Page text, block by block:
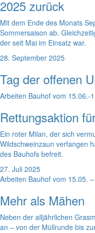
2025 zurück
Mit dem Ende des Monats
Sommersaison ab.
der seit Mai im Einsatz war.
28. September 2025
Tag der offenen
Arbeiten Bauhof vom 15.06.-
Rettungsaktion
Ein roter Milan, der sich
Wildschweinzaun verfangen
des Bauhofs befreit.
27. Juli 2025
Arbeiten Bauhof vom 15.05.
Mehr als Mähen
Neben der alljährlichen
an – von der Müllrunde bis